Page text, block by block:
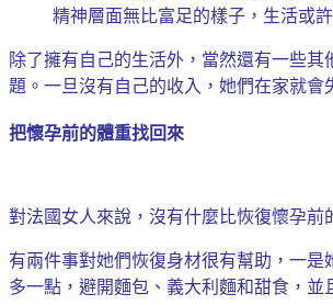
精神層面無比富足的樣子，生活或
除了擁有自己的生活外，當然還有一些
題。一旦沒有自己的收入，她們在家就會
把懷孕前的體重找回來
對法國女人來說，沒有什麼比恢復懷孕
有兩件事對她們恢復身材很有幫助，一
多一點，避開麵包、義大利麵和甜食，